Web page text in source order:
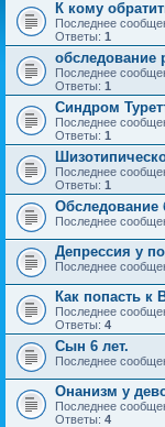
К кому
Последнее
Ответы: 1
обследование
Последнее
Ответы: 1
Синдром
Последнее
Ответы: 1
Последнее
Ответы: 1
Обследование
Последнее
Депрессия у
Последнее
Как попасть к
Последнее
Ответы: 4
Сын 6 лет.
Последнее
Онанизм у
Последнее
Ответы: 4